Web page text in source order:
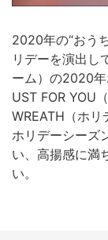
2020年の“おう
リデーを演出し
ーム）の2020
UST FOR YOU
WREATH（ホリ
ホリデーシーズ
い、高揚感に満
い。